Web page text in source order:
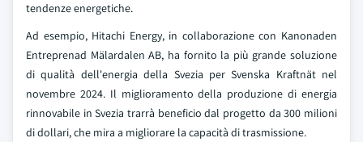
tendenze energetiche.
Ad esempio, Hitachi Energy, in collaborazione con Kanonaden
Entreprenad Mälardalen AB, ha fornito la più grande soluzione
di qualità dell'energia della Svezia per Svenska Kraftnät nel
novembre 2024. Il miglioramento della produzione di energia
rinnovabile in Svezia trarrà beneficio dal progetto da 300 milioni
di dollari, che mira a migliorare la capacità di trasmissione.